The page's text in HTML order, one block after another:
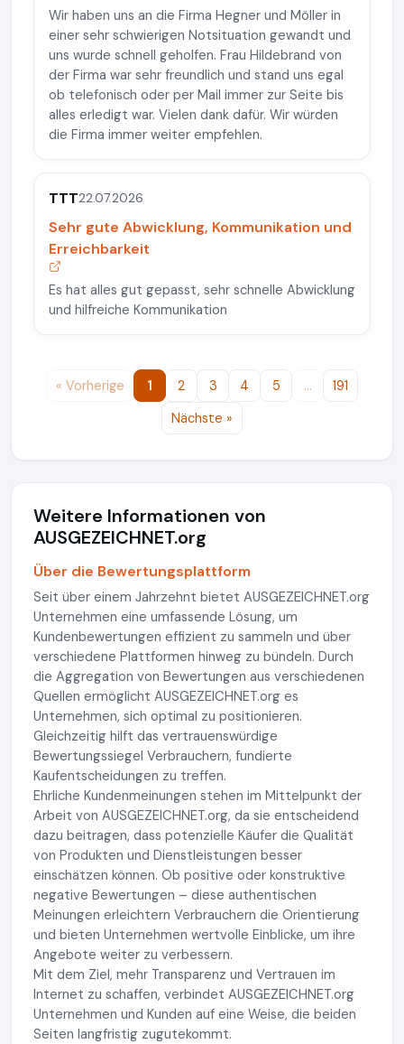
Wir haben uns an die Firma Hegner und Möller in
einer sehr schwierigen Notsituation gewandt und
uns wurde schnell geholfen. Frau Hildebrand von
der Firma war sehr freundlich und stand uns egal
ob telefonisch oder per Mail immer zur Seite bis
alles erledigt war. Vielen dank dafür. Wir würden
die Firma immer weiter empfehlen.
TTT22.07.2026
Sehr gute Abwicklung, Kommunikation und
Erreichbarkeit
Es hat alles gut gepasst, sehr schnelle Abwicklung
und hilfreiche Kommunikation
« Vorherige 1 2 3 4 5 …
191
Nächste »
Weitere Informationen von
AUSGEZEICHNET.org
Über die Bewertungsplattform
Seit über einem Jahrzehnt bietet AUSGEZEICHNET.org
Unternehmen eine umfassende Lösung, um
Kundenbewertungen effizient zu sammeln und über
verschiedene Plattformen hinweg zu bündeln. Durch
die Aggregation von Bewertungen aus verschiedenen
Quellen ermöglicht AUSGEZEICHNET.org es
Unternehmen, sich optimal zu positionieren.
Gleichzeitig hilft das vertrauenswürdige
Bewertungssiegel Verbrauchern, fundierte
Kaufentscheidungen zu treffen.
Ehrliche Kundenmeinungen stehen im Mittelpunkt der
Arbeit von AUSGEZEICHNET.org, da sie entscheidend
dazu beitragen, dass potenzielle Käufer die Qualität
von Produkten und Dienstleistungen besser
einschätzen können. Ob positive oder konstruktive
negative Bewertungen – diese authentischen
Meinungen erleichtern Verbrauchern die Orientierung
und bieten Unternehmen wertvolle Einblicke, um ihre
Angebote weiter zu verbessern.
Mit dem Ziel, mehr Transparenz und Vertrauen im
Internet zu schaffen, verbindet AUSGEZEICHNET.org
Unternehmen und Kunden auf eine Weise, die beiden
Seiten langfristig zugutekommt.